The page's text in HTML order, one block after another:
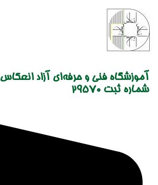
content
آموزشگاه فنی و حرفه‌ای آزاد انعکاس
شماره ثبت 29570